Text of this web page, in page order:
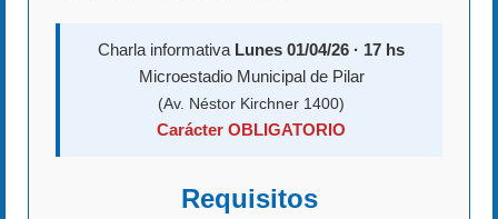
Charla informativa Lunes 01/04/26 · 17 hs
Microestadio Municipal de Pilar
(Av. Néstor Kirchner 1400)
Carácter OBLIGATORIO
Requisitos